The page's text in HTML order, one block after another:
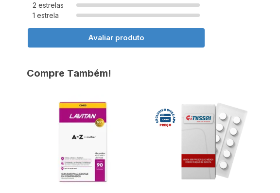
2 estrelas
1 estrela
Avaliar produto
Compre Também!